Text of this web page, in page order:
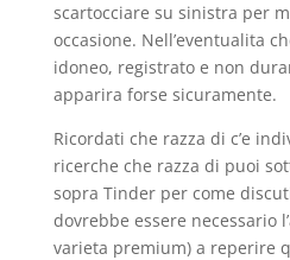
scartocciare su sinistra per
occasione. Nell’eventualita
idoneo, registrato e non
apparira forse sicuramente.
Ricordati che razza di c’e
ricerche che razza di puoi
sopra Tinder per come
dovrebbe essere necessario
varieta premium) a reperire